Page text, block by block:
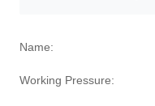
Name:
Working Pressure: